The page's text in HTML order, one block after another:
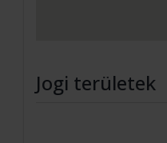
Jogi területek